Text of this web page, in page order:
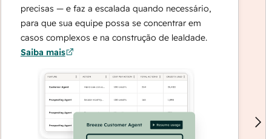
precisas — e faz a escalada quando necessário,
para que sua equipe possa se concentrar em
casos complexos e na construção de lealdade.
Saiba mais